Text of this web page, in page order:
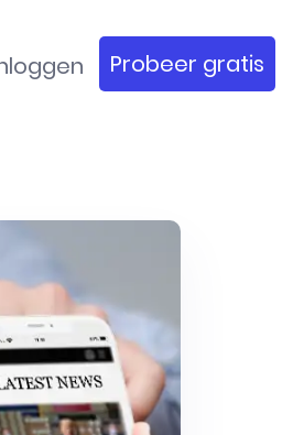
Probeer gratis